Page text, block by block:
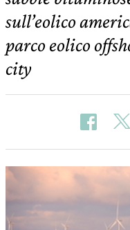
sull’eolico
parco eolico
city